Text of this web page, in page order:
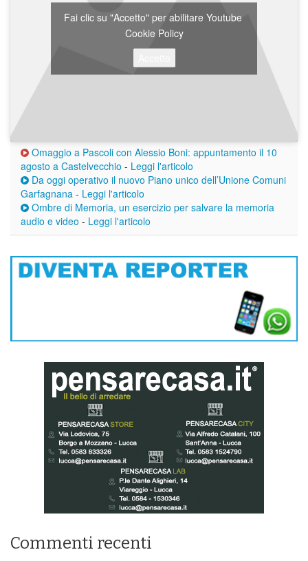
Fai clic su "Accetto" per abilitare Youtube
Cookie Policy
Omaggio a Pascoli con Alessio Boni: appuntamento il 10
agosto a Castelvecchio - Leggi l'articolo
Da oggi operativo il nuovo Piano unico dell’Unione Comuni
Garfagnana - Leggi l'articolo
Ombre di Memoria, un esercizio per salvare la memoria
audio e video - Leggi l'articolo
Commenti recenti